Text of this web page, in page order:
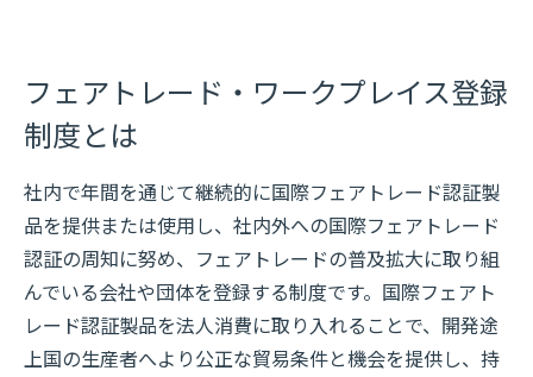
フェアトレード・ワークプレイス登録
制度とは
社内で年間を通じて継続的に国際フェアトレード認証製
品を提供または使用し、社内外への国際フェアトレード
認証の周知に努め、フェアトレードの普及拡大に取り組
んでいる会社や団体を登録する制度です。国際フェアト
レード認証製品を法人消費に取り入れることで、開発途
上国の生産者へより公正な貿易条件と機会を提供し、持